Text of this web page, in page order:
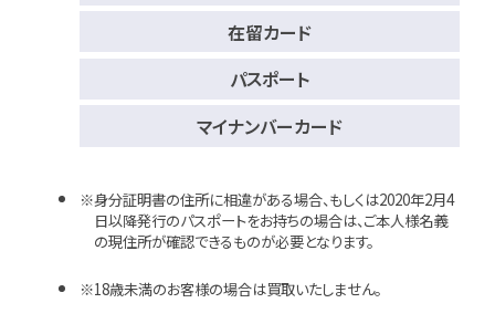
在留カード
パスポート
マイナンバーカード
身分証明書の住所に相違がある場合、もしくは2020年2月4
日以降発行のパスポートをお持ちの場合は、ご本人様名義
の現住所が確認できるものが必要となります。
18歳未満のお客様の場合は買取いたしません。